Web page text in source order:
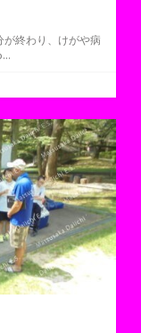
が終わり、けがや病